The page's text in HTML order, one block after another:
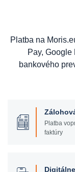
Platba na
Pay,
bankového
Platba
faktúry